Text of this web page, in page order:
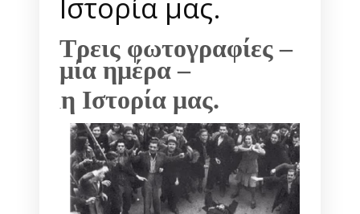
Tρεις φωτογραφίες–
μία ημέρα –
η Ιστορία μας.